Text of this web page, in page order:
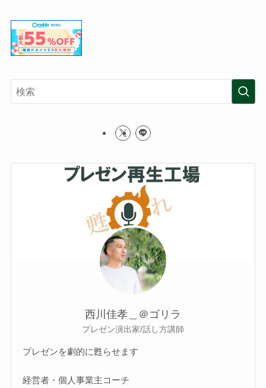
西川佳孝＿＠ゴリラ
プレゼン演出家/話し方講師
プレゼンを劇的に甦らせます
経営者・個人事業主コーチ